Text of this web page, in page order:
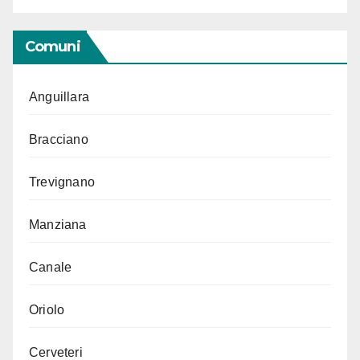
Comuni
Anguillara
Bracciano
Trevignano
Manziana
Canale
Oriolo
Cerveteri